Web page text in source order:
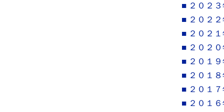
■ ２０２
■ ２０２
■ ２０２
■ ２０２
■ ２０１
■ ２０１
■ ２０１
■ ２０１